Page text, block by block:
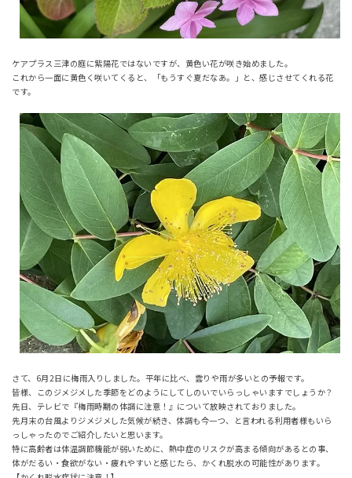
ケアプラス三津の庭に紫陽花ではないですが、黄色い花が咲き始めました。
これから一面に黄色く咲いてくると、「もうすぐ夏だなあ。」と、感じさせてくれる花
です。
さて、6月2日に梅雨入りしました。平年に比べ、雲りや雨が多いとの予報です。
皆様、このジメジメした季節をどのようにしてしのいでいらっしゃいますでしょうか？
先日、テレビで『梅雨時期の体調に注意！』について放映されておりました。
先月末の台風よりジメジメした気候が続き、体調も今一つ、と言われる利用者様もいら
っしゃったのでご紹介したいと思います。
特に高齢者は体温調節機能が弱いために、熱中症のリスクが高まる傾向があるとの事、
体がだるい・食欲がない・疲れやすいと感じたら、かくれ脱水の可能性があります。